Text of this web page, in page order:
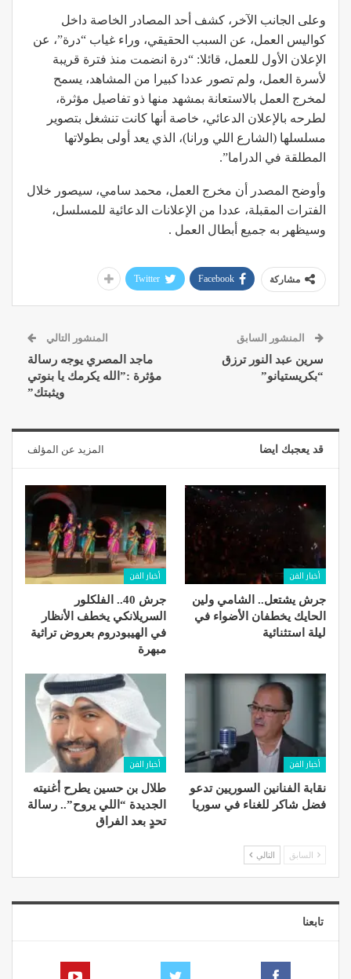
وعلى الجانب الآخر، كشف أحد المصادر الخاصة داخل
كواليس العمل، عن السبب الحقيقي، وراء غياب “درة”، عن
الإعلان الأول للعمل، قائلا: “درة انضمت منذ فترة قريبة
لأسرة العمل، ولم تصور عددا كبيرا من المشاهد، يسمح
لمخرج العمل بالاستعانة بمشهد منها ذو تفاصيل مؤثرة،
لطرحه بالإعلان الدعائي، خاصة أنها كانت تنشغل بتصوير
مسلسلها (الشارع اللي ورانا)، الذي يعد أولى بطولاتها
المطلقة في الدراما”.
وأوضح المصدر أن مخرج العمل، محمد سامي، سيصور خلال
الفترات المقبلة، عددا من الإعلانات الدعائية للمسلسل،
وسيظهر به جميع أبطال العمل .
مشاركة Facebook
Twitter
المنشور السابق
سرين عبد النور ترزق
“بكريستيانو”
المنشور التالي
ماجد المصري يوجه رسالة
مؤثرة :”الله يكرمك يا بنوتي
ويثبتك”
قد يعجبك ايضا المزيد عن المؤلف
أخبار الفن
جرش يشتعل.. الشامي ولين
الحايك يخطفان الأضواء في
ليلة استثنائية
أخبار الفن
جرش 40.. الفلكلور
السريلانكي يخطف الأنظار
في الهيبودروم بعروض تراثية
مبهرة
أخبار الفن
نقابة الفنانين السوريين تدعو
فضل شاكر للغناء في سوريا
أخبار الفن
طلال بن حسين يطرح أغنيته
الجديدة “اللي يروح”.. رسالة
تحدٍ بعد الفراق
السابق التالي
تابعنا